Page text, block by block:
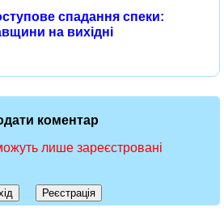
спадання спеки:
на вихідні
коментар
лише зареєстровані
Реєстрація